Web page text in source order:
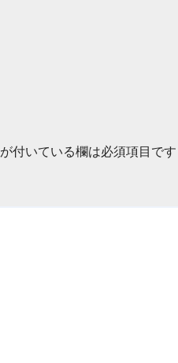
が付いている欄は必須項目です